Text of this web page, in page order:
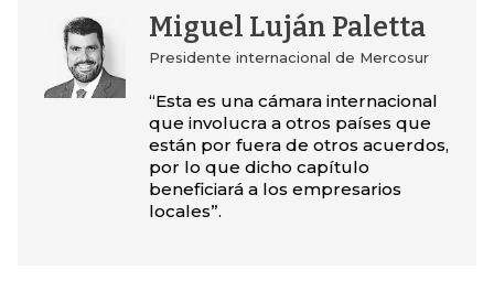
Miguel Luján Paletta
Presidente internacional de Mercosur
“Esta es una cámara internacional
que involucra a otros países que
están por fuera de otros acuerdos,
por lo que dicho capítulo
beneficiará a los empresarios
locales”.